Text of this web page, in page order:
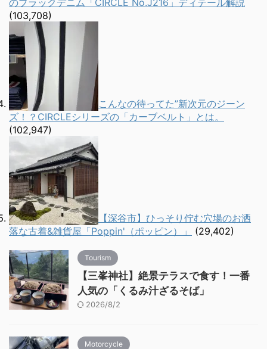
(103,708)
こんなの待ってた”新次元のジーン
ズ！？CIRCLEシリーズの「カーブベルト」とは。
(102,947)
【深谷市】ひっそり佇む穴場のお洒
落な古着&雑貨屋「Poppin'（ポッピン）」
(29,402)
Tourism
【三峯神社】絶景テラスで食す！一番
人気の「くるみ汁ざるそば」
2026/8/2
Motorcycle